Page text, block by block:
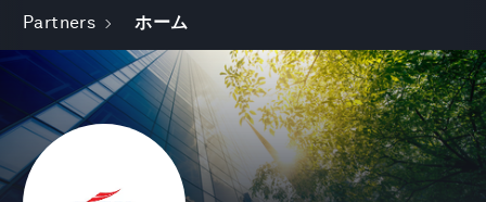
Partners ホーム